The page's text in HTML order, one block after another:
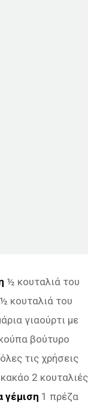
½ κουταλιά του
κουταλιά του
γιαούρτι με
βούτυρο
τις χρήσεις
2 κουταλιές
γέμιση 1 πρέζα